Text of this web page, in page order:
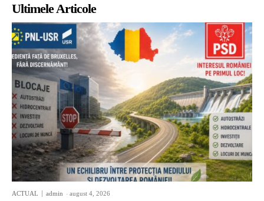
Ultimele Articole
ACTUAL admin - august 4, 2026